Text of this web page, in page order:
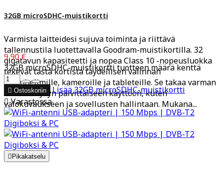
32GB microSDHC-muistikortti
Varmista laitteidesi sujuva toiminta ja riittävä
tallennustila luotettavalla Goodram-muistikortilla. 32
gigatavun kapasiteetti ja nopea Class 10 -nopeusluokka
tekevät tästä kortista täydellisen valinnan
älypuhelimille, kameroille ja tableteille. Se takaa varman
suorituskyvyn päivittäiseen käyttöön, kuten
valokuvaukseen ja sovellusten hallintaan. Mukana...
9,90 €
32GB microSDHC-muistikortti tuotteen määrä kenttä
 Ostoskoriin Lisää32GB microSDHC-muistikortti
Varastossa
Pikakatselu